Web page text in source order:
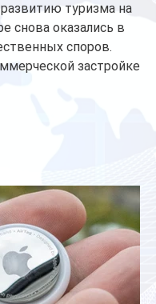
туризма на
снова оказались в
споров.
застройке